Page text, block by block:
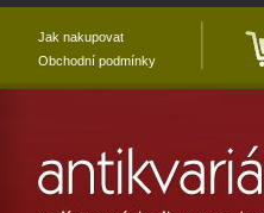
Jak nakupovat
Obchodní podmínky